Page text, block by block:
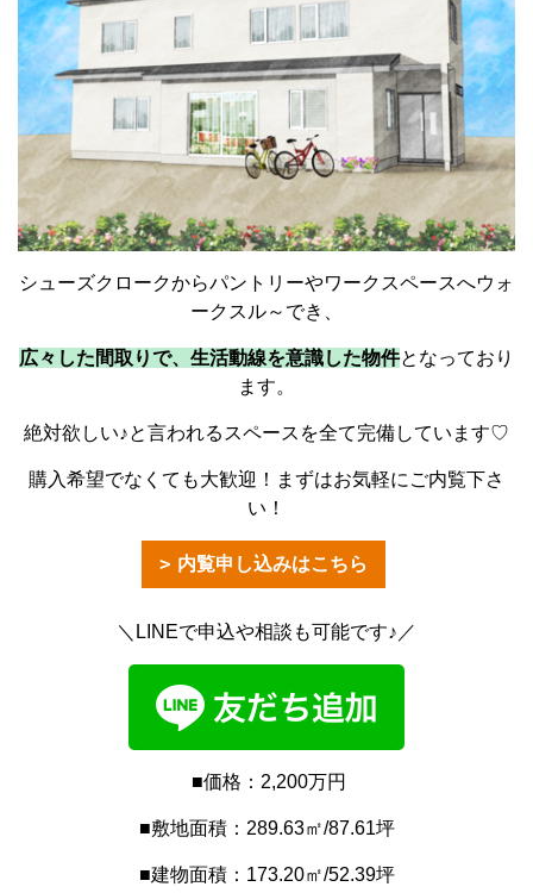
シューズクロークからパントリーやワークスペースへウォ
ークスル～でき、
広々した間取りで、生活動線を意識した物件となっており
ます。
絶対欲しい♪と言われるスペースを全て完備しています♡
購入希望でなくても大歓迎！まずはお気軽にご内覧下さ
い！
内覧申し込みはこちら
＼LINEで申込や相談も可能です♪／
■価格：2,200万円
■敷地面積：289.63㎡/87.61坪
■建物面積：173.20㎡/52.39坪